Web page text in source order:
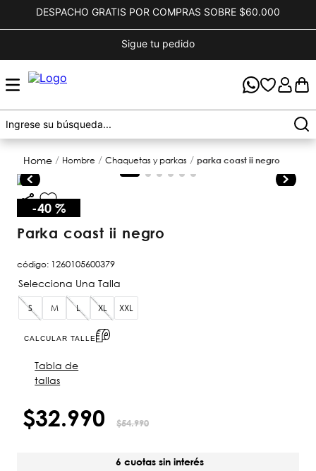
DESPACHO GRATIS POR COMPRAS SOBRE $60.000
Sigue tu pedido
hombre chaquetas y parkas parka coast ii negro
-40 %
parka coast ii negro
código: 1260105600379
S M L XL XXL
CALCULAR TALLE
Tabla de
tallas
$32.990 $54.990
6 cuotas sin interés